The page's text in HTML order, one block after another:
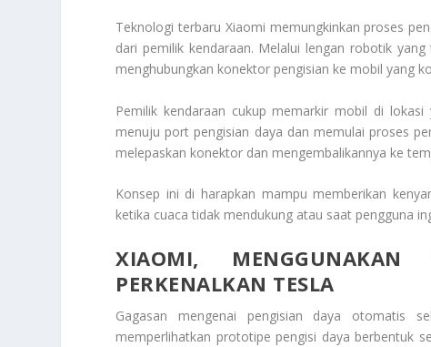
Teknologi terbaru Xiaomi memungkinkan proses
dari pemilik kendaraan. Melalui lengan robotik
menghubungkan konektor pengisian ke mobil yang
Pemilik kendaraan cukup memarkir mobil di
menuju port pengisian daya dan memulai proses
melepaskan konektor dan mengembalikannya ke
Konsep ini di harapkan mampu memberikan
ketika cuaca tidak mendukung atau saat pengguna
XIAOMI,
PERKENALKAN TESLA
Gagasan mengenai pengisian daya otomatis
memperlihatkan prototipe pengisi daya berbentuk